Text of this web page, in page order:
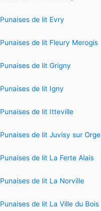
Punaises de lit Evry
Punaises de lit Fleury Merogis
Punaises de lit Grigny
Punaises de lit Igny
Punaises de lit Itteville
Punaises de lit Juvisy sur Orge
Punaises de lit La Ferte Alais
Punaises de lit La Norville
Punaises de lit La Ville du Bois